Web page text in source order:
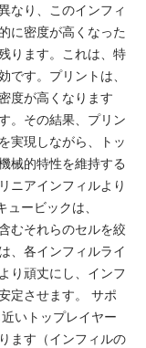
なり、このインフィ
に密度が高くなった
ります。これは、特
です。プリントは、
度が高くなります
。その結果、プリン
実現しながら、トッ
械的特性を維持する
ニアインフィルより
ービックは、
むそれらのセルを絞
、各インフィルライ
り頑丈にし、インフ
定させます。 サポ
いトップレイヤー
ます（インフィルの